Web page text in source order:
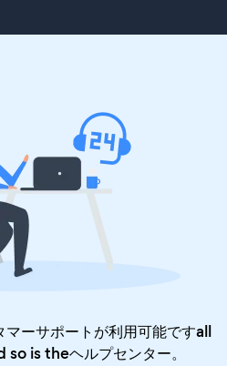
ーサポートが利用可能ですall
so is theヘルプセンター。